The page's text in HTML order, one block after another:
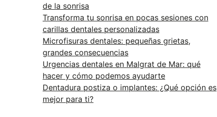
de la sonrisa
Transforma tu sonrisa en pocas sesiones con
carillas dentales personalizadas
Microfisuras dentales: pequeñas grietas,
grandes consecuencias
Urgencias dentales en Malgrat de Mar: qué
hacer y cómo podemos ayudarte
Dentadura postiza o implantes: ¿Qué opción es
mejor para ti?